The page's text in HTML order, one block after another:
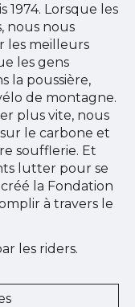
1974. Lorsque les
nous nous
les meilleurs
les gens
la poussière,
de montagne.
plus vite, nous
le carbone et
soufflerie. Et
lutter pour se
la Fondation
à travers le
les riders.